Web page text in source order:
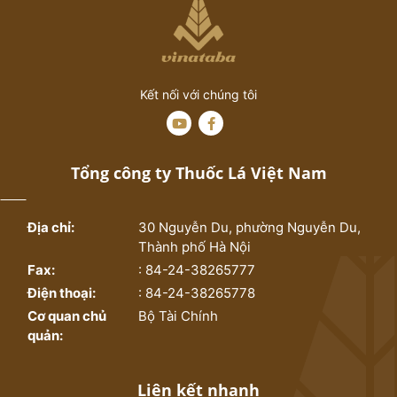
Kết nối với chúng tôi
Tổng công ty Thuốc Lá Việt Nam
Địa chỉ:
30 Nguyễn Du, phường Nguyễn Du,
Thành phố Hà Nội
Fax:
: 84-24-38265777
Điện thoại:
: 84-24-38265778
Cơ quan chủ
quản:
Bộ Tài Chính
Liên kết nhanh